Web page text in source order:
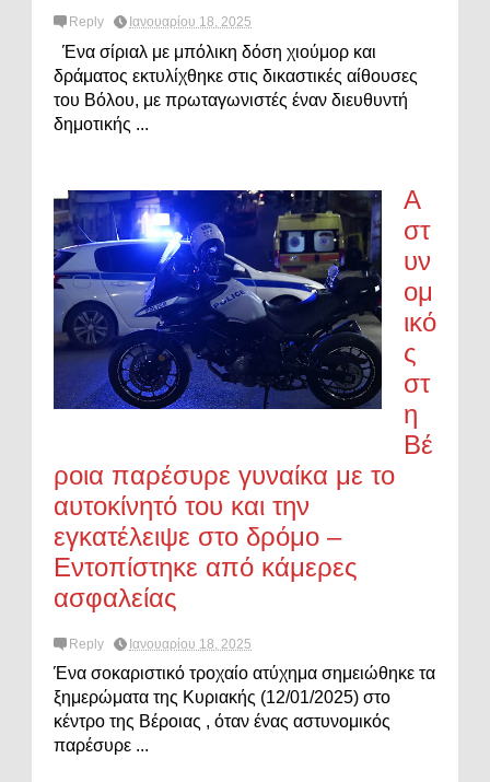
Reply Ιανουαρίου 18, 2025
Ένα σίριαλ με μπόλικη δόση χιούμορ και
δράματος εκτυλίχθηκε στις δικαστικές αίθουσες
του Βόλου, με πρωταγωνιστές έναν διευθυντή
δημοτικής ...
Α
στ
υν
ομ
ικό
ς
στ
η
Βέ
ροια παρέσυρε γυναίκα με το
αυτοκίνητό του και την
εγκατέλειψε στο δρόμο –
Εντοπίστηκε από κάμερες
ασφαλείας
Reply Ιανουαρίου 18, 2025
Ένα σοκαριστικό τροχαίο ατύχημα σημειώθηκε τα
ξημερώματα της Κυριακής (12/01/2025) στο
κέντρο της Βέροιας , όταν ένας αστυνομικός
παρέσυρε ...